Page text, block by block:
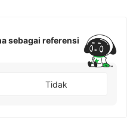
sebagai referensi
Tidak